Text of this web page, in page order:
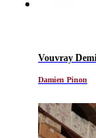
Vouvray
Damien Pinon